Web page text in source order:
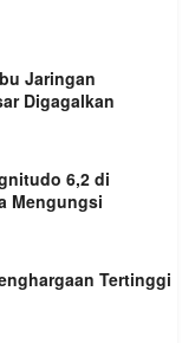
Jaringan
Digagalkan
6,2 di
Mengungsi
Tertinggi